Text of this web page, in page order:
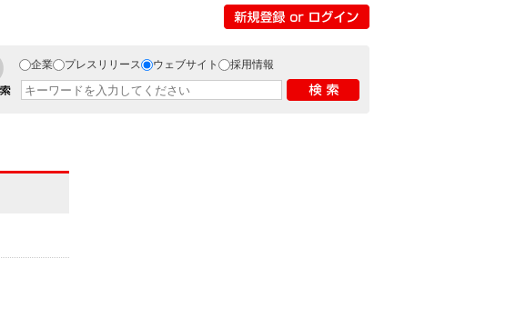
企業 プレスリリース ウェブサイト 採用情報